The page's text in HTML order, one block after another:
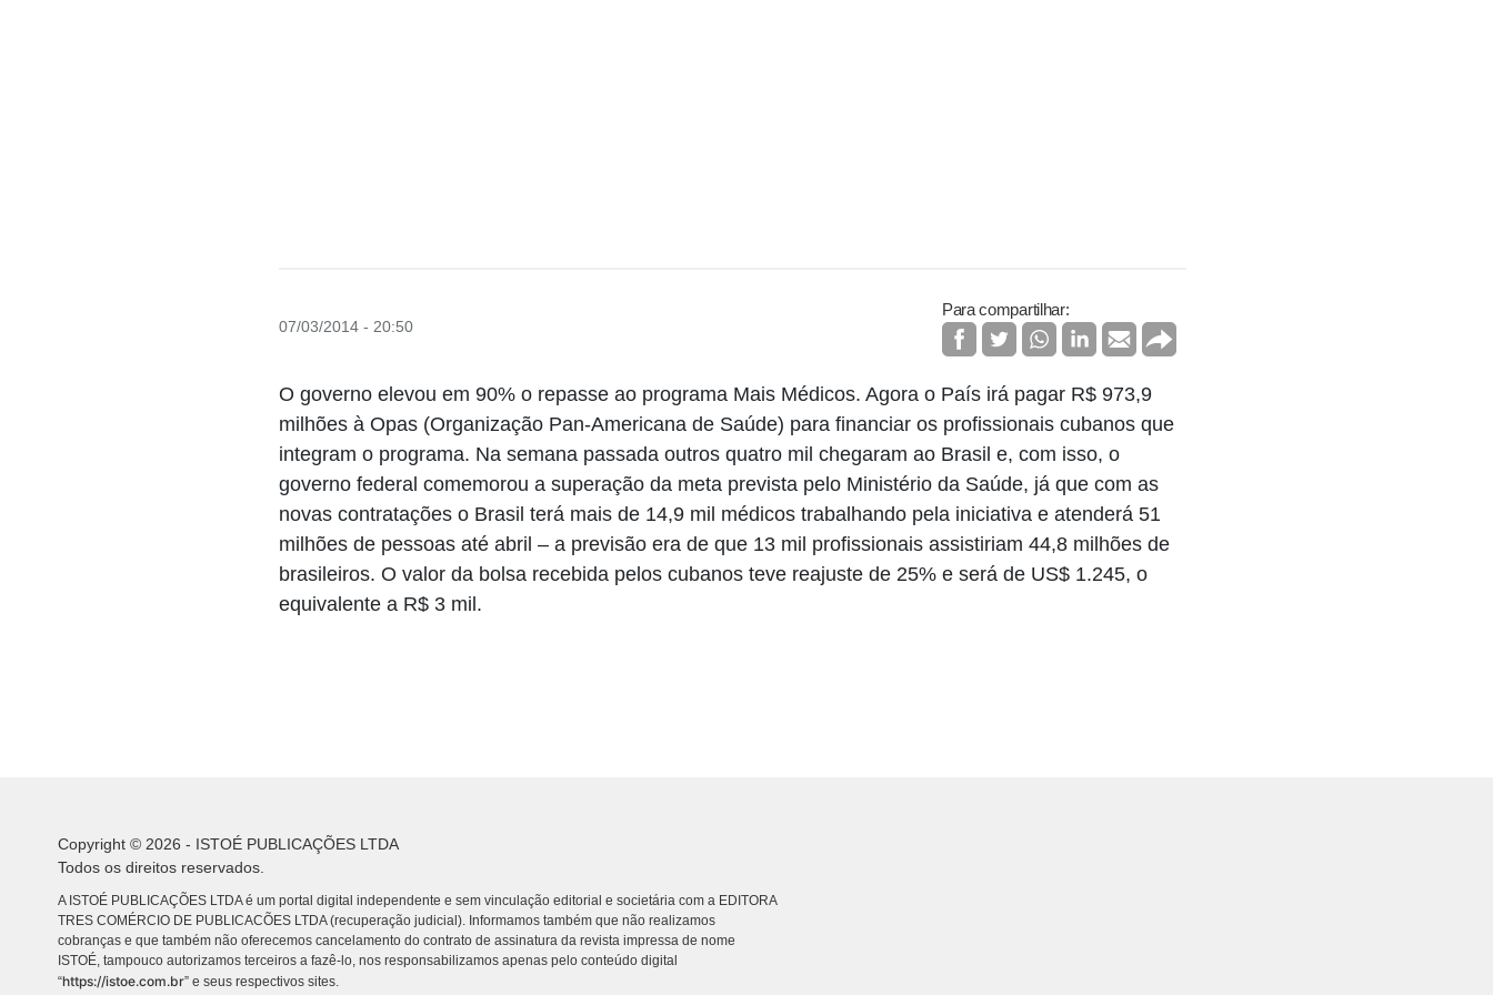
07/03/2014 - 20:50
Para compartilhar:
O governo elevou em 90% o repasse ao programa Mais Médicos. Agora o País irá pagar R$ 973,9
milhões à Opas (Organização Pan-Americana de Saúde) para financiar os profissionais cubanos que
integram o programa. Na semana passada outros quatro mil chegaram ao Brasil e, com isso, o
governo federal comemorou a superação da meta prevista pelo Ministério da Saúde, já que com as
novas contratações o Brasil terá mais de 14,9 mil médicos trabalhando pela iniciativa e atenderá 51
milhões de pessoas até abril – a previsão era de que 13 mil profissionais assistiriam 44,8 milhões de
brasileiros. O valor da bolsa recebida pelos cubanos teve reajuste de 25% e será de US$ 1.245, o
equivalente a R$ 3 mil.
Copyright © 2026 - ISTOÉ PUBLICAÇÕES LTDA
Todos os direitos reservados.
A ISTOÉ PUBLICAÇÕES LTDA é um portal digital independente e sem vinculação editorial e societária com a EDITORA
TRES COMÉRCIO DE PUBLICACÕES LTDA (recuperação judicial). Informamos também que não realizamos
cobranças e que também não oferecemos cancelamento do contrato de assinatura da revista impressa de nome
ISTOÉ, tampouco autorizamos terceiros a fazê-lo, nos responsabilizamos apenas pelo conteúdo digital
“https://istoe.com.br” e seus respectivos sites.